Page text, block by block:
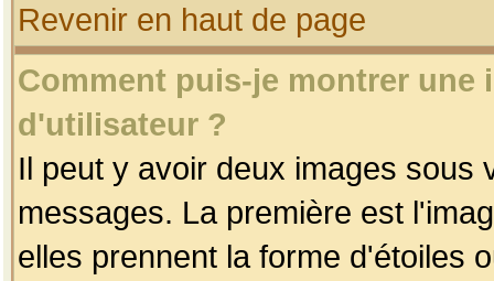
Revenir en haut de page
Comment puis-je montrer une
d'utilisateur ?
Il peut y avoir deux images sous
messages. La première est
elles prennent la forme d'étoiles